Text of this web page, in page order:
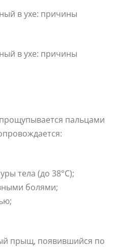
пальцами
тела (до 38°С);
болями;
прыщ, появившийся по